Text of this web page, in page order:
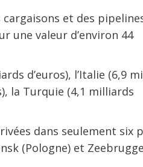
et des
une valeur d’environ 44
d’euros), l’Italie (6,9
la Turquie (4,1 milliards
dans seulement six
(Pologne) et Zeebrugge